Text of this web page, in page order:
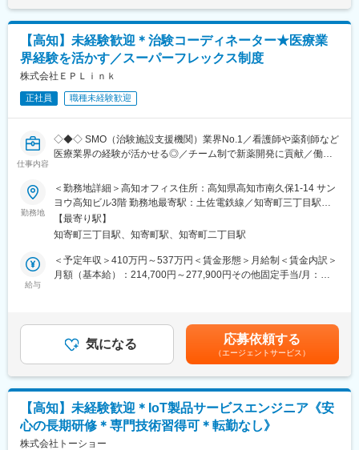
す。
■入社後の流れ
入社後３～６か月ほど、親会社の折兼ホールディングス（名古屋
市）での研修も予定。研修後は先輩OJT、メーカー担当者の勉強
会などを実施。二人三脚で丁寧に教えていきますので、「機械っ
て難しそうだな」って方もぜひ安心してご応募ください。
※名古屋での研修の際はマンスリーマンションを会社で用意。帰省
の費用も負担します。
売上約1000億円／創業135年／10年以上連続売上増／70期連続黒
字決算／フードロスや環境問題への関心が高まり、ニーズ急拡大
中です。
当を含めた表記です。
【高知】未経験歓迎＊治験コーディネーター★医療業
界経験を活かす／スーパーフレックス制度
株式会社ＥＰＬｉｎｋ
正社員 職種未経験歓迎
仕事内容
◇◆◇ SMO（治験施設支援機関）業界No.1／看護師や薬剤師など
医療業界の経験が活かせる◎／チーム制で新薬開発に貢献／働き
【CRC=治験コーディネーターとは？】
病院・クリニックを訪問して、患者様や医師や院内スタッフ、さ
らに製薬企業との連絡・調整役を担います。また、治験を受けて
いただく患者様の相談相手となり、じっくり向き合う仕事です。
【CRCのやりがい】
接聞けることもあります。患者様や医療機関から「ありがとう」
と感謝の言葉をいただけたときの喜びは、ひとしおです。
■午前：
・治験の進捗状況の確認や患者様対応の予定などを、院内の治験
事務局に共有
・来院された患者様の診察や検査に同席し、治験が手順通りに行
勤務地
＜勤務地詳細＞高知オフィス住所：高知県高知市南久保1-14 サン
ヨウ高知ビル3階 勤務地最寄駅：土佐電鉄線／知寄町三丁目駅受
動喫煙対策：屋内全面禁煙変更の範囲：会社の定める事業所
【最寄り駅】
知寄町三丁目駅、知寄町駅、知寄町二丁目駅
給与
＜予定年収＞410万円～537万円＜賃金形態＞月給制＜賃金内訳＞
月額（基本給）：214,700円～277,900円その他固定手当/月：
CRC手当・休日連絡対応手当■賞与：年2回（6月、12月）／昇
給：年1回（10月）※業績に応じ、決算賞与（秋季賞与）支給の場
合あり（10月）■時間外・休日出勤手当等の割増賃金は別途支給
賃金はあくまでも目安の金額であり、選考を通じて上下する可能
性があります。月給(月額)は固定手当を含めた表記です。
気になる 応募依頼する
（エージェントサービス）
【高知】未経験歓迎＊IoT製品サービスエンジニア《安
心の長期研修＊専門技術習得可＊転勤なし》
株式会社トーショー